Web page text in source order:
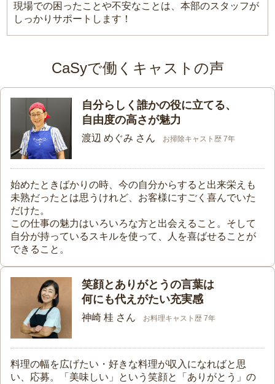
現場での困ったことや不安なことは、本部のスタッフが
しっかりサポートします！
CaSyで働くキャストの声
自分らしく誰かの役に立てる、
自由度の高さが魅力
渡辺 めぐみ さん お掃除キャスト歴 7年
始めたときばかりの時、今の自分からすると出来栄えも
未熟だったとは思うけれど、お客様にすごく喜んでいた
だけた。
この仕事の魅力はいろいろな方と出会えること。そして
自分が持っているスキルを使って、人を喜ばせることが
できること。
笑顔とありがとうの言葉は
何にも代えがたい充実感
神崎 桂 さん お料理キャスト歴 7年
料理の幅を広げたい・好きな料理が収入になればと思
い、応募。「美味しい」という笑顔と「ありがとう」の